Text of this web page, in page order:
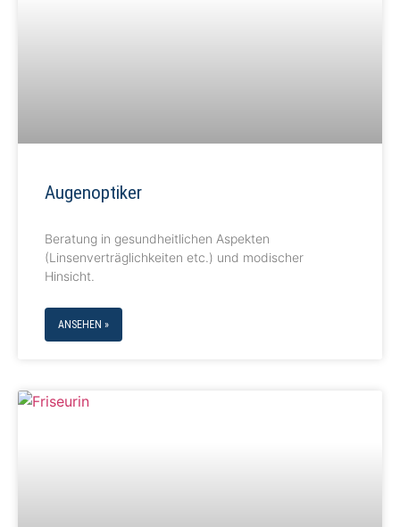
Augenoptiker
Beratung in gesundheitlichen Aspekten
(Linsenverträglichkeiten etc.) und modischer
Hinsicht.
ANSEHEN »